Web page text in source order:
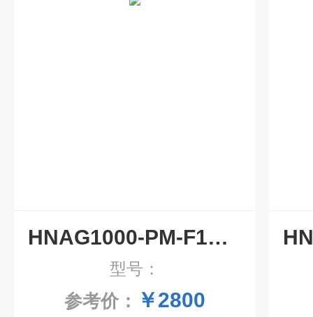
HNAG1000-PM-F1管道除尘器粉尘检测仪 气体检测仪
型号：
参考价： ￥2800